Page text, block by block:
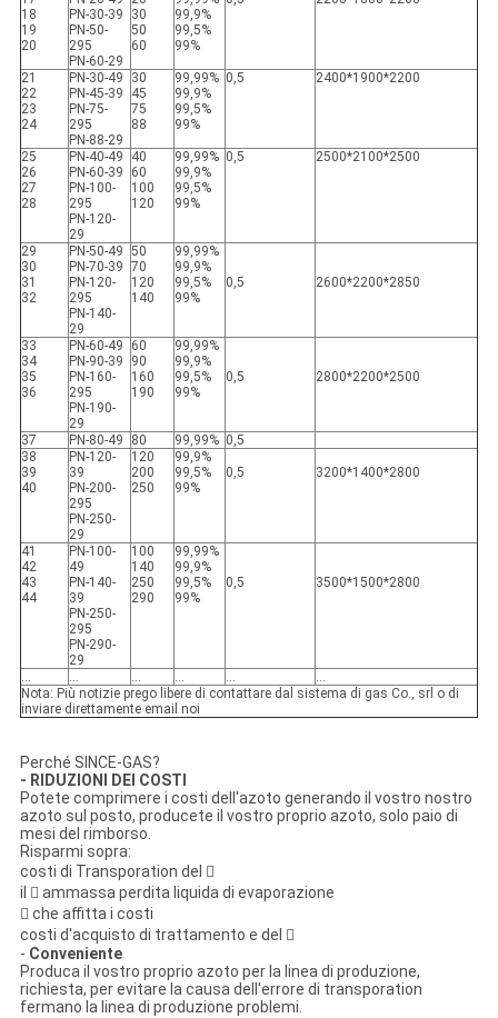
18
19
20
PN-30-39
PN-50-
295
PN-60-29
30
50
60
99,9%
99,5%
99%
21
22
23
24
PN-30-49
PN-45-39
PN-75-
295
PN-88-29
30
45
75
88
99,99%
99,9%
99,5%
99%
0,5 2400*1900*2200
25
26
27
28
PN-40-49
PN-60-39
PN-100-
295
PN-120-
29
40
60
100
120
99,99%
99,9%
99,5%
99%
0,5 2500*2100*2500
29
30
31
32
PN-50-49
PN-70-39
PN-120-
295
PN-140-
29
50
70
120
140
99,99%
99,9%
99,5%
99%
0,5 2600*2200*2850
33
34
35
36
PN-60-49
PN-90-39
PN-160-
295
PN-190-
29
60
90
160
190
99,99%
99,9%
99,5%
99%
0,5 2800*2200*2500
37 PN-80-49 80 99,99% 0,5
38
39
40
PN-120-
39
PN-200-
295
PN-250-
29
120
200
250
99,9%
99,5%
99%
0,5 3200*1400*2800
41
42
43
44
PN-100-
49
PN-140-
39
PN-250-
295
PN-290-
29
100
140
250
290
99,99%
99,9%
99,5%
99%
0,5 3500*1500*2800
… … … … …
…
Nota: Più notizie prego libere di contattare dal sistema di gas Co., srl o di
inviare direttamente email noi
Perché SINCE-GAS?
- RIDUZIONI DEI COSTI
Potete comprimere i costi dell'azoto generando il vostro nostro
azoto sul posto, producete il vostro proprio azoto, solo paio di
mesi del rimborso.
Risparmi sopra:
costi di Transporation del 
il  ammassa perdita liquida di evaporazione
 che affitta i costi
costi d'acquisto di trattamento e del 
- Conveniente
Produca il vostro proprio azoto per la linea di produzione,
richiesta, per evitare la causa dell'errore di transporation
fermano la linea di produzione problemi.